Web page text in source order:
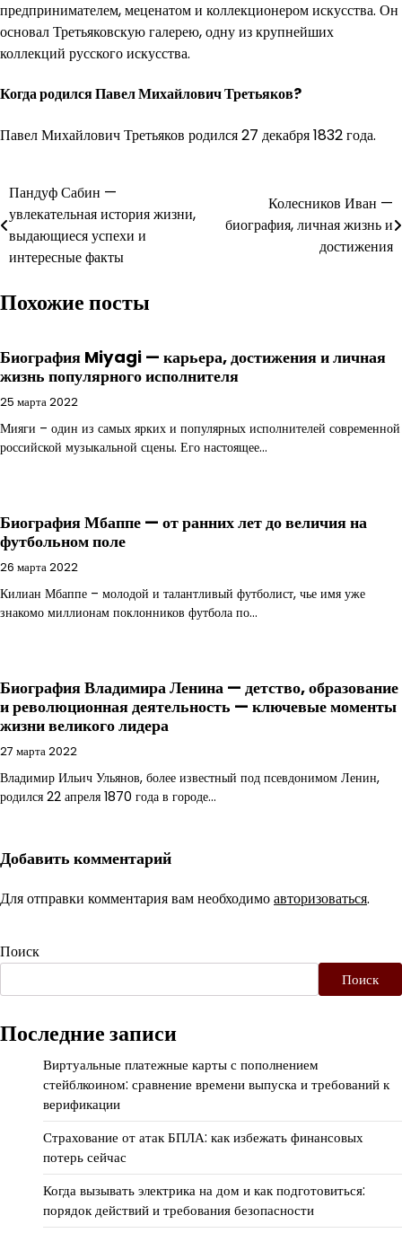
предпринимателем, меценатом и коллекционером искусства. Он
основал Третьяковскую галерею, одну из крупнейших
коллекций русского искусства.
Когда родился Павел Михайлович Третьяков?
Павел Михайлович Третьяков родился 27 декабря 1832 года.
Навигация
по
записям
Пандуф Сабин —
увлекательная история жизни,
выдающиеся успехи и
интересные факты
Колесников Иван —
биография, личная жизнь и
достижения
Похожие посты
Биография Miyagi — карьера, достижения и личная
жизнь популярного исполнителя
25 марта 2022
Мияги – один из самых ярких и популярных исполнителей современной
российской музыкальной сцены. Его настоящее…
Биография Мбаппе — от ранних лет до величия на
футбольном поле
26 марта 2022
Килиан Мбаппе – молодой и талантливый футболист, чье имя уже
знакомо миллионам поклонников футбола по…
Биография Владимира Ленина — детство, образование
и революционная деятельность — ключевые моменты
жизни великого лидера
27 марта 2022
Владимир Ильич Ульянов, более известный под псевдонимом Ленин,
родился 22 апреля 1870 года в городе…
Добавить комментарий
Для отправки комментария вам необходимоавторизоваться.
Поиск
Поиск
Последние записи
Виртуальные платежные карты с пополнением
стейблкоином: сравнение времени выпуска и требований к
верификации
Страхование от атак БПЛА: как избежать финансовых
потерь сейчас
Когда вызывать электрика на дом и как подготовиться:
порядок действий и требования безопасности